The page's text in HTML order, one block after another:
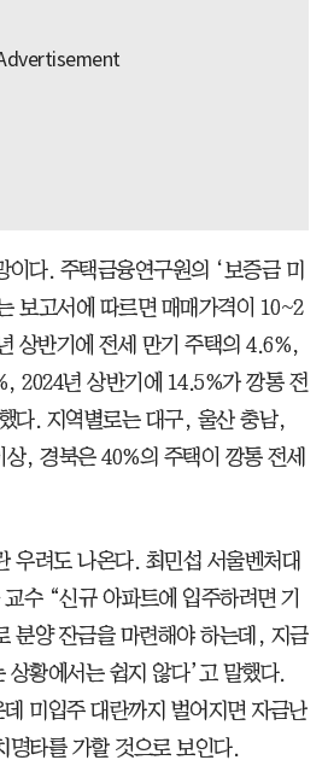
이다. 주택금융연구원의 ‘보증금 미
보고서에 따르면 매매가격이 10~2
상반기에 전세 만기 주택의 4.6%,
2024년 상반기에 14.5%가 깡통 전
다. 지역별로는 대구, 울산 충남,
, 경북은 40%의 주택이 깡통 전세
우려도 나온다. 최민섭 서울벤처대
수 “신규 아파트에 입주하려면 기
분양 잔금을 마련해야 하는데, 지금
상황에서는 쉽지 않다’고 말했다.
미입주 대란까지 벌어지면 자금난
명타를 가할 것으로 보인다.